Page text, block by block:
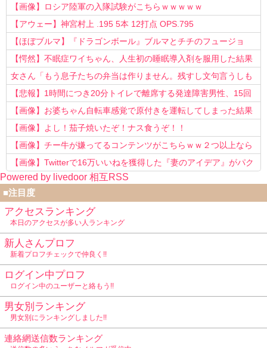
【画像】ロシア陸軍の入隊試験がこちらｗｗｗｗｗ
【アウェー】神宮村上 .195 5本 12打点 OPS.795
【ほぼブルマ】『ドラゴンボール』ブルマとチチのフュージョ
ン、クッソ可愛すぎるwwwwwww
【愕然】不眠症ワイちゃん、人生初の睡眠導入剤を服用した結果
ｗｗｗｗ
女さん「もう息子たちの弁当は作りません。残すし文句言うしも
う知らない！」
【悲報】1時間につき20分トイレで離席する発達障害男性、15回
以上転職を重ねてしまう
【画像】お婆ちゃん自転車感覚で原付きを運転してしまった結果
www
【画像】よし！茄子焼いたぞ！ナス食うぞ！！
【画像】チー牛が嫌ってるコンテンツがこちらｗｗ２つ以上なら
確定ｗｗ
【画像】Twitterで16万いいねを獲得した『妻のアイデア』がパク
リで草www
Powered by livedoor 相互RSS
■注目度
アクセスランキング
本日のアクセスが多い人ランキング
新人さんプロフ
新着プロフチェックで仲良く!!
ログイン中プロフ
ログイン中のユーザーと絡もう!!
男女別ランキング
男女別にランキングしました!!
連絡網送信数ランキング